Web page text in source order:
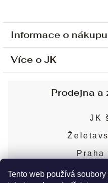
Tento web používá
Informace o nákupu
Ochrana osobních
Sjednání osobní
Obchodní podmínky
Puncovní značky
Více o JK
Blog
Nejčastější dotazy
Prodejna a
JK
Praha
Více